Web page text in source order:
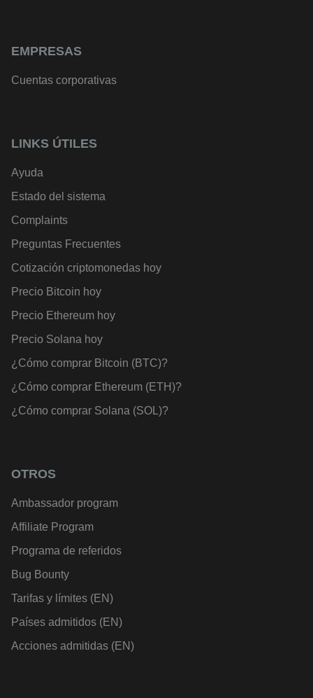
EMPRESAS
Cuentas corporativas
LINKS ÚTILES
Ayuda
Estado del sistema
Complaints
Preguntas Frecuentes
Cotización criptomonedas hoy
Precio Bitcoin hoy
Precio Ethereum hoy
Precio Solana hoy
¿Cómo comprar Bitcoin (BTC)?
¿Cómo comprar Ethereum (ETH)?
¿Cómo comprar Solana (SOL)?
OTROS
Ambassador program
Affiliate Program
Programa de referidos
Bug Bounty
Tarifas y límites (EN)
Países admitidos (EN)
Acciones admitidas (EN)